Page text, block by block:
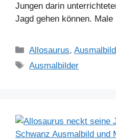
Jungen darin
Jagd gehen können.
Kategorien
Allosaurus,
Schlagwörter
Ausmalbilder